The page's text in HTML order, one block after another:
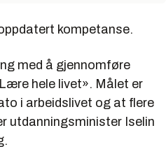
kompetanse.
med å gjennomføre
hele livet». Målet er
i arbeidslivet og at flere
utdanningsminister Iselin